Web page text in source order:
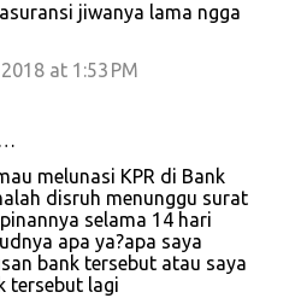
jiwanya lama ngga
at 1:53 PM
melunasi KPR di Bank
disruh menunggu surat
selama 14 hari
apa ya?apa saya
bank tersebut atau saya
tersebut lagi